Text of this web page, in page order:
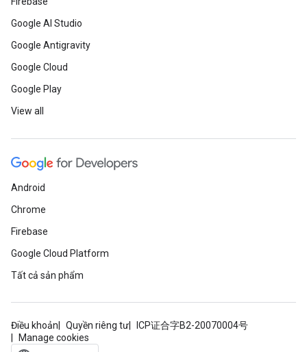
Google AI Studio
Google Antigravity
Google Cloud
Google Play
View all
Android
Chrome
Firebase
Google Cloud Platform
Tất cả sản phẩm
Điều khoản Quyền riêng tư
ICP证合字B2-20070004号
Manage cookies